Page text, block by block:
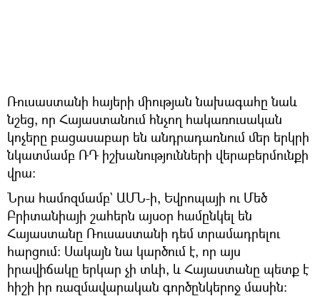
Ռուսաստանի հայերի միության նախագահը նաև
նշեց, որ Հայաստանում հնչող հակառուսական
կոչերը բացասաբար են անդրադառնում մեր երկրի
նկատմամբ ՌԴ իշխանությունների վերաբերմունքի
վրա։
Նրա համոզմամբ` ԱՄՆ-ի, Եվրոպայի ու Մեծ
Բրիտանիայի շահերն այսօր համընկել են
Հայաստանը Ռուսաստանի դեմ տրամադրելու
հարցում։ Սակայն նա կարծում է, որ այս
իրավիճակը երկար չի տևի, և Հայաստանը պետք է
հիշի իր ռազմավարական գործընկերոջ մասին։